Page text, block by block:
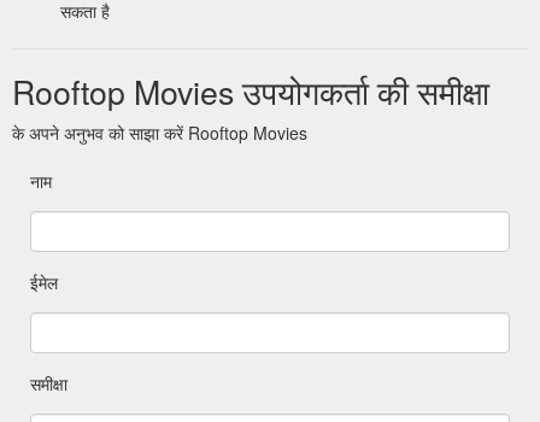
सकता है
Rooftop Movies उपयोगकर्ता की समीक्षा
के अपने अनुभव को साझा करें Rooftop Movies
नाम
ईमेल
समीक्षा